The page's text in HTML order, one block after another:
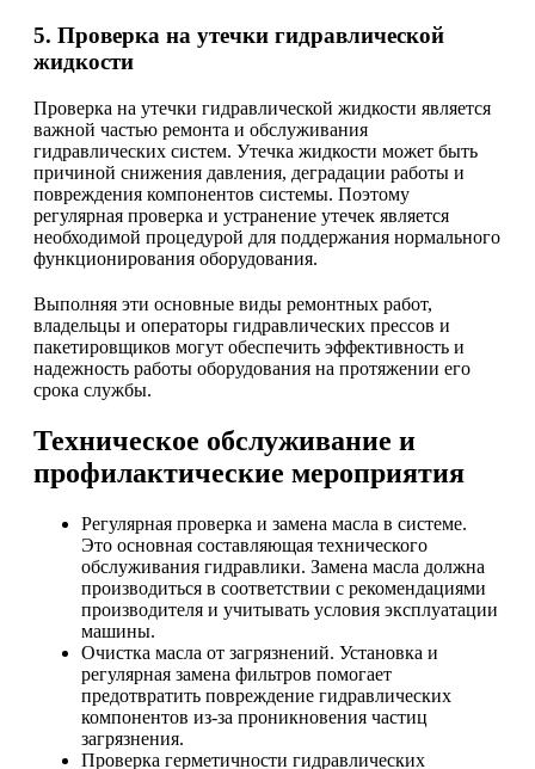
5. Проверка на утечки гидравлической
жидкости
Проверка на утечки гидравлической жидкости является
важной частью ремонта и обслуживания
гидравлических систем. Утечка жидкости может быть
причиной снижения давления, деградации работы и
повреждения компонентов системы. Поэтому
регулярная проверка и устранение утечек является
необходимой процедурой для поддержания нормального
функционирования оборудования.
Выполняя эти основные виды ремонтных работ,
владельцы и операторы гидравлических прессов и
пакетировщиков могут обеспечить эффективность и
надежность работы оборудования на протяжении его
срока службы.
Техническое обслуживание и
профилактические мероприятия
Регулярная проверка и замена масла в системе.
Это основная составляющая технического
обслуживания гидравлики. Замена масла должна
производиться в соответствии с рекомендациями
производителя и учитывать условия эксплуатации
машины.
Очистка масла от загрязнений. Установка и
регулярная замена фильтров помогает
предотвратить повреждение гидравлических
компонентов из-за проникновения частиц
загрязнения.
Проверка герметичности гидравлических